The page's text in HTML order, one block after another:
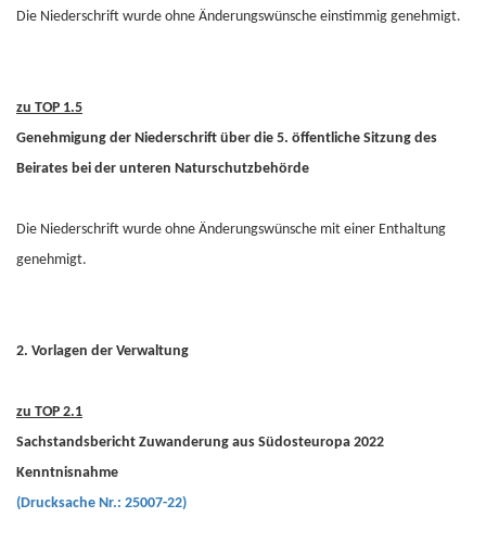
Die Niederschrift wurde ohne Änderungswünsche einstimmig genehmigt.
zu TOP 1.5
Genehmigung der Niederschrift über die 5. öffentliche Sitzung des
Beirates bei der unteren Naturschutzbehörde
Die Niederschrift wurde ohne Änderungswünsche mit einer Enthaltung
genehmigt.
2. Vorlagen der Verwaltung
zu TOP 2.1
Sachstandsbericht Zuwanderung aus Südosteuropa 2022
Kenntnisnahme
(Drucksache Nr.: 25007-22)